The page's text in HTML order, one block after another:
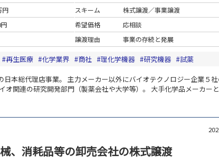
円
スキーム
株式譲渡／事業譲渡
希望価格
応相談
譲渡理由
事業の存続と発展
再生医療 化学業界 商社 理化学機器 研究機器 試薬
本総代理店事業。 主力メーカー以外にバイオテクノロジー企業５
関連の研究開発部門（製薬会社や大学等）。 大手化学品メーカー
、消耗品等の卸売会社の株式譲渡